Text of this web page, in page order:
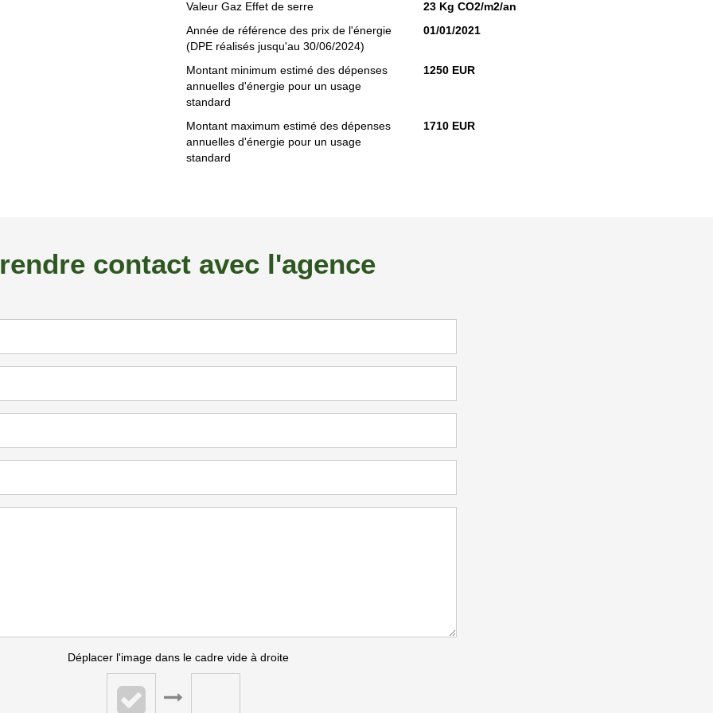
Valeur Gaz Effet de serre
23 Kg CO2/m2/an
Année de référence des prix de l'énergie
(DPE réalisés jusqu'au 30/06/2024)
01/01/2021
Montant minimum estimé des dépenses
annuelles d'énergie pour un usage
standard
1250 EUR
Montant maximum estimé des dépenses
annuelles d'énergie pour un usage
standard
1710 EUR
contact avec l'agence
Déplacer l'image dans le cadre vide à droite